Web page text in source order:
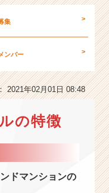
集 >
ンバー >
2021年02月01日 08:48
の特徴
ドマンションの